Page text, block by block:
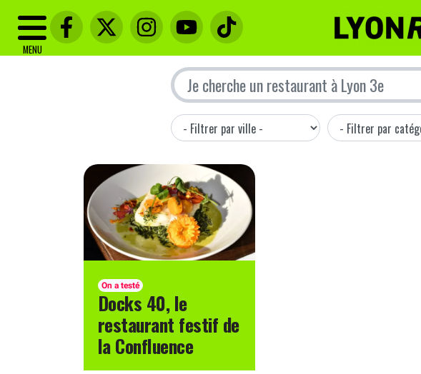
MENU
On a testé
Docks 40, le
restaurant festif de
la Confluence